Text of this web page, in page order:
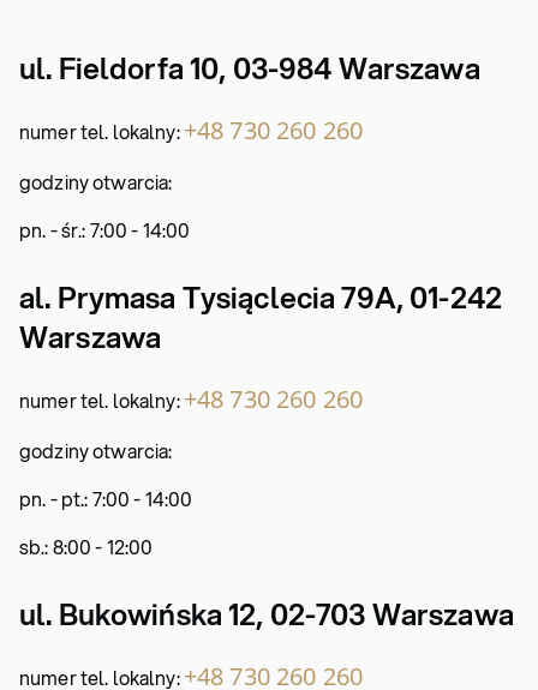
ul. Fieldorfa 10, 03-984 Warszawa
numer tel. lokalny:+48 730 260 260
godziny otwarcia:
pn. - śr.: 7:00 - 14:00
al. Prymasa Tysiąclecia 79A, 01-242
Warszawa
numer tel. lokalny:+48 730 260 260
godziny otwarcia:
pn. - pt.: 7:00 - 14:00
sb.: 8:00 - 12:00
ul. Bukowińska 12, 02-703 Warszawa
numer tel. lokalny:+48 730 260 260